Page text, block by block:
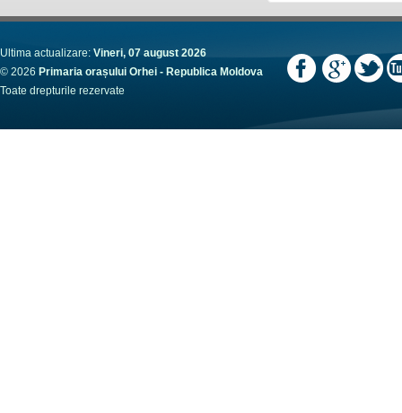
Ultima actualizare: Vineri, 07 august 2026
© 2026 Primaria orașului Orhei - Republica Moldova
Toate drepturile rezervate